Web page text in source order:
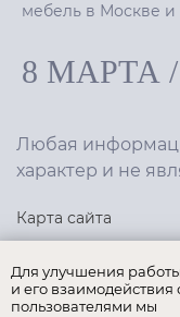
мебель в Москве и
8 МАРТА /
Любая
характер и не
Карта сайта
Политика
Для улучшения
и его взаимодействия
пользователями мы